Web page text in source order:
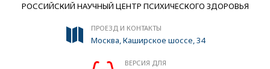
РОССИЙСКИЙ НАУЧНЫЙ ЦЕНТР ПСИХИЧЕСКОГО ЗДОРОВЬЯ
ПРОЕЗД И КОНТАКТЫ
Москва, Каширское шоссе, 34
ВЕРСИЯ ДЛЯ